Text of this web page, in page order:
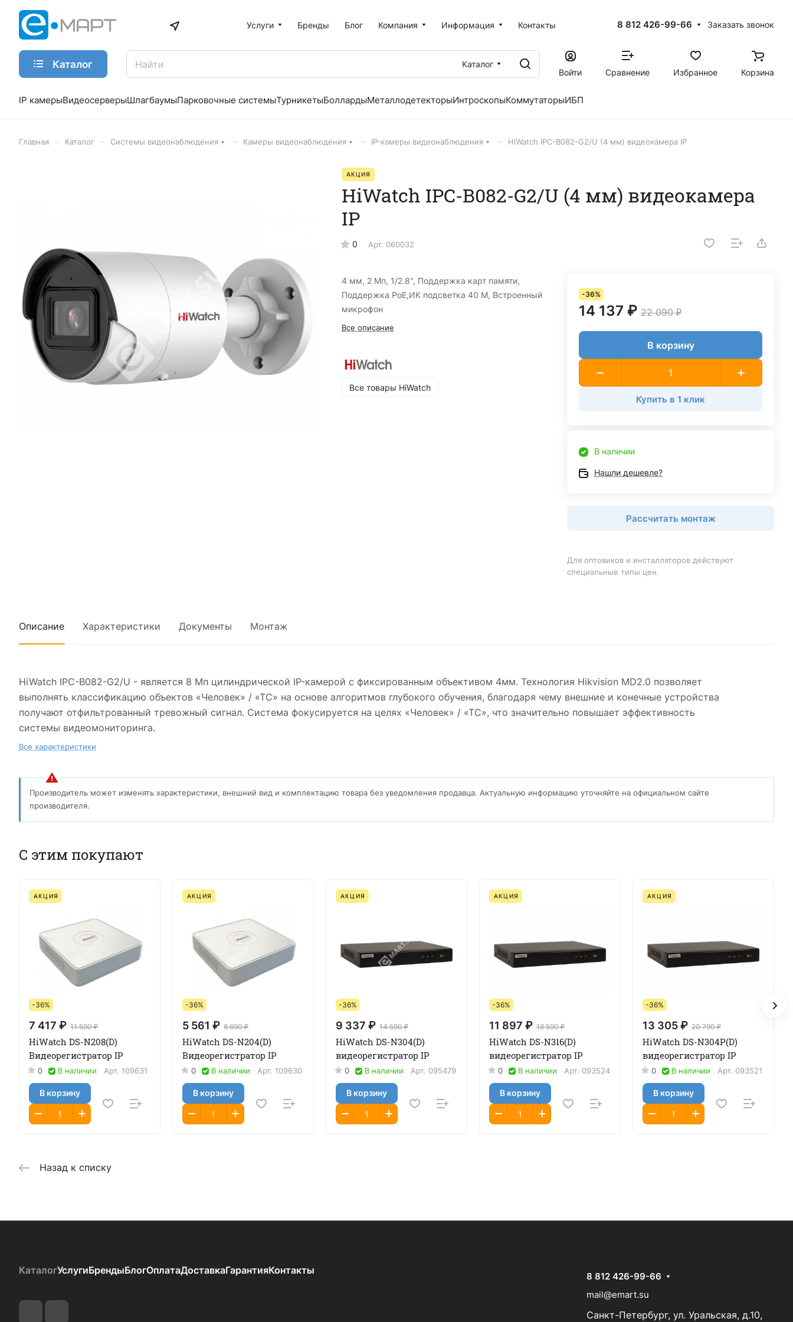
Услуги Бренды Блог Компания Информация Контакты 8 812 426-99-66 Заказать звонок
Каталог
Каталог
Войти
Сравнение Избранное Корзина
IP камерыВидеосерверыШлагбаумыПарковочные системыТурникетыБоллардыМеталлодетекторыИнтроскопыКоммутаторыИБП
Главная Каталог Системы видеонаблюдения Камеры видеонаблюдения IP-камеры видеонаблюдения HiWatch IPC-B082-G2/U (4 мм) видеокамера IP
АКЦИЯ
HiWatch IPC-B082-G2/U (4 мм) видеокамера
IP
0 Арт. 060032
4 мм, 2 Мп, 1/2.8", Поддержка карт памяти,
Поддержка PoE,ИК подсветка 40 М, Встроенный
микрофон
Все описание
Все товары HiWatch
-36%
14 137 ₽ 22 090 ₽
В корзину
Купить в 1 клик
В наличии
Нашли дешевле?
Рассчитать монтаж
Для оптовиков и инсталляторов действуют
специальные типы цен.
Описание Характеристики Документы Монтаж
HiWatch IPC-B082-G2/U - является 8 Мп цилиндрической IP-камерой с фиксированным объективом 4мм. Технология Hikvision MD2.0 позволяет
выполнять классификацию объектов «Человек» / «ТС» на основе алгоритмов глубокого обучения, благодаря чему внешние и конечные устройства
получают отфильтрованный тревожный сигнал. Система фокусируется на целях «Человек» / «ТС», что значительно повышает эффективность
системы видеомониторинга.
Все характеристики
Производитель может изменять характеристики, внешний вид и комплектацию товара без уведомления продавца. Актуальную информацию уточняйте на официальном сайте
производителя.
С этим покупают
АКЦИЯ
-36%
7 417 ₽ 11 590 ₽
HiWatch DS-N208(D)
Видеорегистратор IP
0 В наличии Арт. 109631
В корзину
АКЦИЯ
-36%
5 561 ₽ 8 690 ₽
HiWatch DS-N204(D)
Видеорегистратор IP
0 В наличии Арт. 109630
В корзину
АКЦИЯ
-36%
9 337 ₽ 14 590 ₽
HiWatch DS-N304(D)
видеорегистратор IP
0 В наличии Арт. 095479
В корзину
АКЦИЯ
-36%
11 897 ₽ 18 590 ₽
HiWatch DS-N316(D)
видеорегистратор IP
0 В наличии Арт. 093524
В корзину
АКЦИЯ
-36%
13 305 ₽ 20 790 ₽
HiWatch DS-N304P(D)
видеорегистратор IP
0 В наличии Арт. 093521
В корзину
Назад к списку
КаталогУслугиБрендыБлогОплатаДоставкаГарантияКонтакты
8 812 426-99-66
mail@emart.su
Санкт-Петербург, ул. Уральская, д.10,